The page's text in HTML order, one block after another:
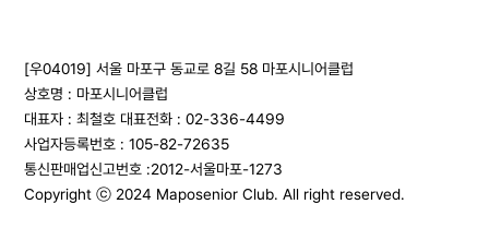
[우04019] 서울 마포구 동교로 8길 58 마포시니어클럽
상호명 : 마포시니어클럽
대표자 : 최철호 대표전화 : 02-336-4499
사업자등록번호 : 105-82-72635
통신판매업신고번호 :2012-서울마포-1273
Copyright ⓒ 2024 Maposenior Club. All right reserved.